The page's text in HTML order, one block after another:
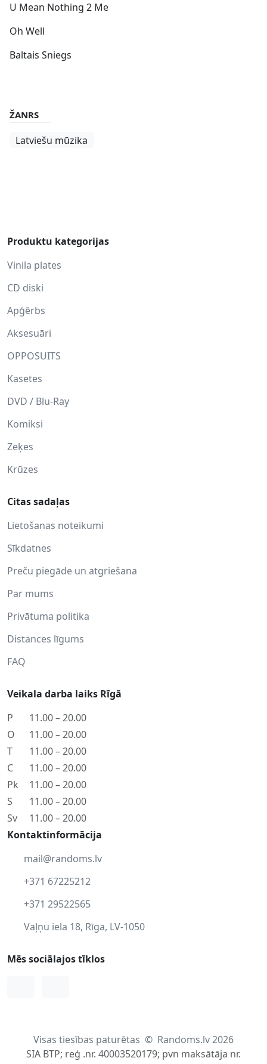
U Mean Nothing 2 Me
Oh Well
Baltais Sniegs
ŽANRS
Latviešu mūzika
Produktu kategorijas
Vinila plates
CD diski
Apģērbs
Aksesuāri
OPPOSUITS
Kasetes
DVD / Blu-Ray
Komiksi
Zeķes
Krūzes
Citas sadaļas
Lietošanas noteikumi
Sīkdatnes
Preču piegāde un atgriešana
Par mums
Privātuma politika
Distances līgums
FAQ
Veikala darba laiks Rīgā
P
11.00 – 20.00
O
11.00 – 20.00
T
11.00 – 20.00
C
11.00 – 20.00
Pk
11.00 – 20.00
S
11.00 – 20.00
Sv
11.00 – 20.00
Kontaktinformācija
mail@randoms.lv
+371 67225212
+371 29522565
Vaļņu iela 18, Rīga, LV-1050
Mēs sociālajos tīklos
Visas tiesības paturētas © Randoms.lv 2026
SIA BTP; reģ .nr. 40003520179; pvn maksātāja nr.